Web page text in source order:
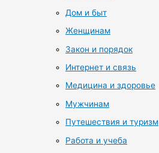
Дом и быт
Женщинам
Закон и порядок
Интернет и связь
Медицина и здоровье
Мужчинам
Путешествия и туризм
Работа и учеба